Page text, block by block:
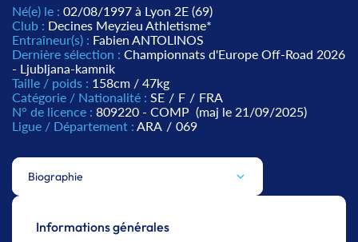
Né(e) le : 02/08/1997 à Lyon 2E (69)
Club : Decines Meyzieu Athletisme*
Entraîneur(s) : Fabien ANTOLINOS
Dernière sélection : Championnats d'Europe Off-Road 2026
- Ljubljana-kamnik
Taille / poids : 158cm / 47kg
Catégorie / Nationalité : SE / F / FRA
N° de licence : 809220 - COMP (maj le 21/09/2025)
Ligue / Département : ARA / 069
Biographie
Informations générales